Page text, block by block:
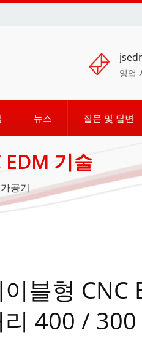
영업
뉴스 질문 및 답변
기술
공기
블형 CNC
리 400 /